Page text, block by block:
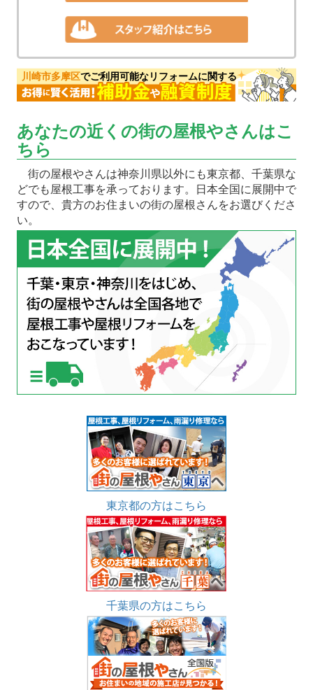
川崎市多摩区でご利用可能なリフォームに関する
あなたの近くの街の屋根やさんはこ
ちら
街の屋根やさんは神奈川県以外にも東京都、千葉県な
どでも屋根工事を承っております。日本全国に展開中で
すので、貴方のお住まいの街の屋根さんをお選びくださ
い。
東京都の方はこちら
千葉県の方はこちら